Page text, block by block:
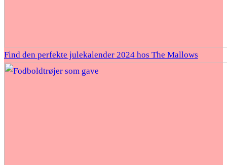
Find den perfekte julekalender 2024 hos The Mallows